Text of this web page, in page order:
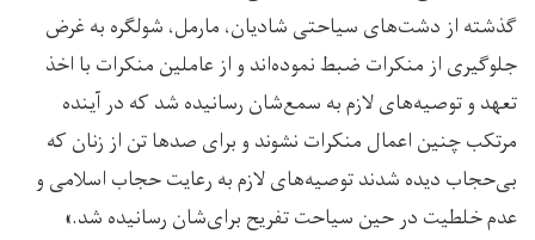
گذشته از دشت‌های سیاحتی شادیان، مارمل، شولگره به غرض
جلوگیری از منکرات ضبط نموده‌اند و از عاملین منکرات با اخذ
تعهد و توصیه‌های لازم به سمع‌شان رسانیده شد که در آینده
مرتکب چنین اعمال منکرات نشوند و برای صدها تن از زنان که
بی‌حجاب دیده شدند توصیه‌های لازم به رعایت حجاب اسلامی و
عدم خلطیت در حین سیاحت تفریح برای‌شان رسانیده شد.»